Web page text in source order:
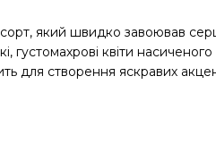
який швидко завоював
густомахрові квіти
для створення яскравих